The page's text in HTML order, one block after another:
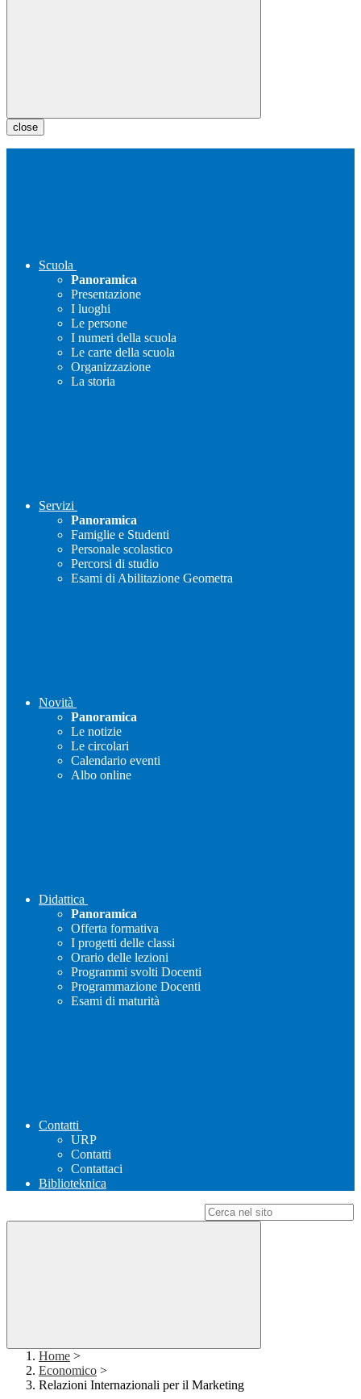
close
Scuola
Panoramica
Presentazione
I luoghi
Le persone
I numeri della scuola
Le carte della scuola
Organizzazione
La storia
Servizi
Panoramica
Famiglie e Studenti
Personale scolastico
Percorsi di studio
Esami di Abilitazione Geometra
Novità
Panoramica
Le notizie
Le circolari
Calendario eventi
Albo online
Didattica
Panoramica
Offerta formativa
I progetti delle classi
Orario delle lezioni
Programmi svolti Docenti
Programmazione Docenti
Esami di maturità
Contatti
URP
Contatti
Contattaci
Biblioteknica
Home >
Economico >
Relazioni Internazionali per il Marketing